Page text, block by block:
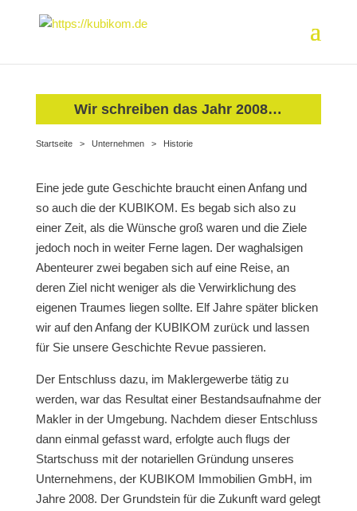
Wir schreiben das Jahr 2008…
Startseite> Unternehmen> Historie
Eine jede gute Geschichte braucht einen Anfang und
so auch die der KUBIKOM. Es begab sich also zu
einer Zeit, als die Wünsche groß waren und die Ziele
jedoch noch in weiter Ferne lagen. Der waghalsigen
Abenteurer zwei begaben sich auf eine Reise, an
deren Ziel nicht weniger als die Verwirklichung des
eigenen Traumes liegen sollte. Elf Jahre später blicken
wir auf den Anfang der KUBIKOM zurück und lassen
für Sie unsere Geschichte Revue passieren.
Der Entschluss dazu, im Maklergewerbe tätig zu
werden, war das Resultat einer Bestandsaufnahme der
Makler in der Umgebung. Nachdem dieser Entschluss
dann einmal gefasst ward, erfolgte auch flugs der
Startschuss mit der notariellen Gründung unseres
Unternehmens, der KUBIKOM Immobilien GmbH, im
Jahre 2008. Der Grundstein für die Zukunft ward gelegt